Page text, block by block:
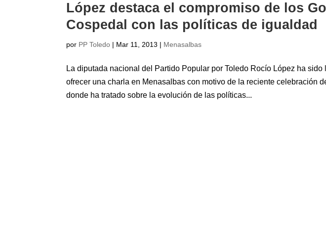
López destaca el compromiso de los
Cospedal con las políticas de igualdad
por PP Toledo | Mar 11, 2013 | Menasalbas
La diputada nacional del Partido Popular por Toledo Rocío López ha
ofrecer una charla en Menasalbas con motivo de la reciente celebración
donde ha tratado sobre la evolución de las políticas...